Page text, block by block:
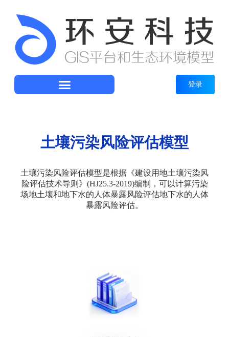
登录
土壤污染风险评估模型
土壤污染风险评估模型是根据《建设用地土壤污染风
险评估技术导则》(HJ25.3-2019)编制，可以计算污染
场地土壤和地下水的人体暴露风险评估地下水的人体
暴露风险评估。